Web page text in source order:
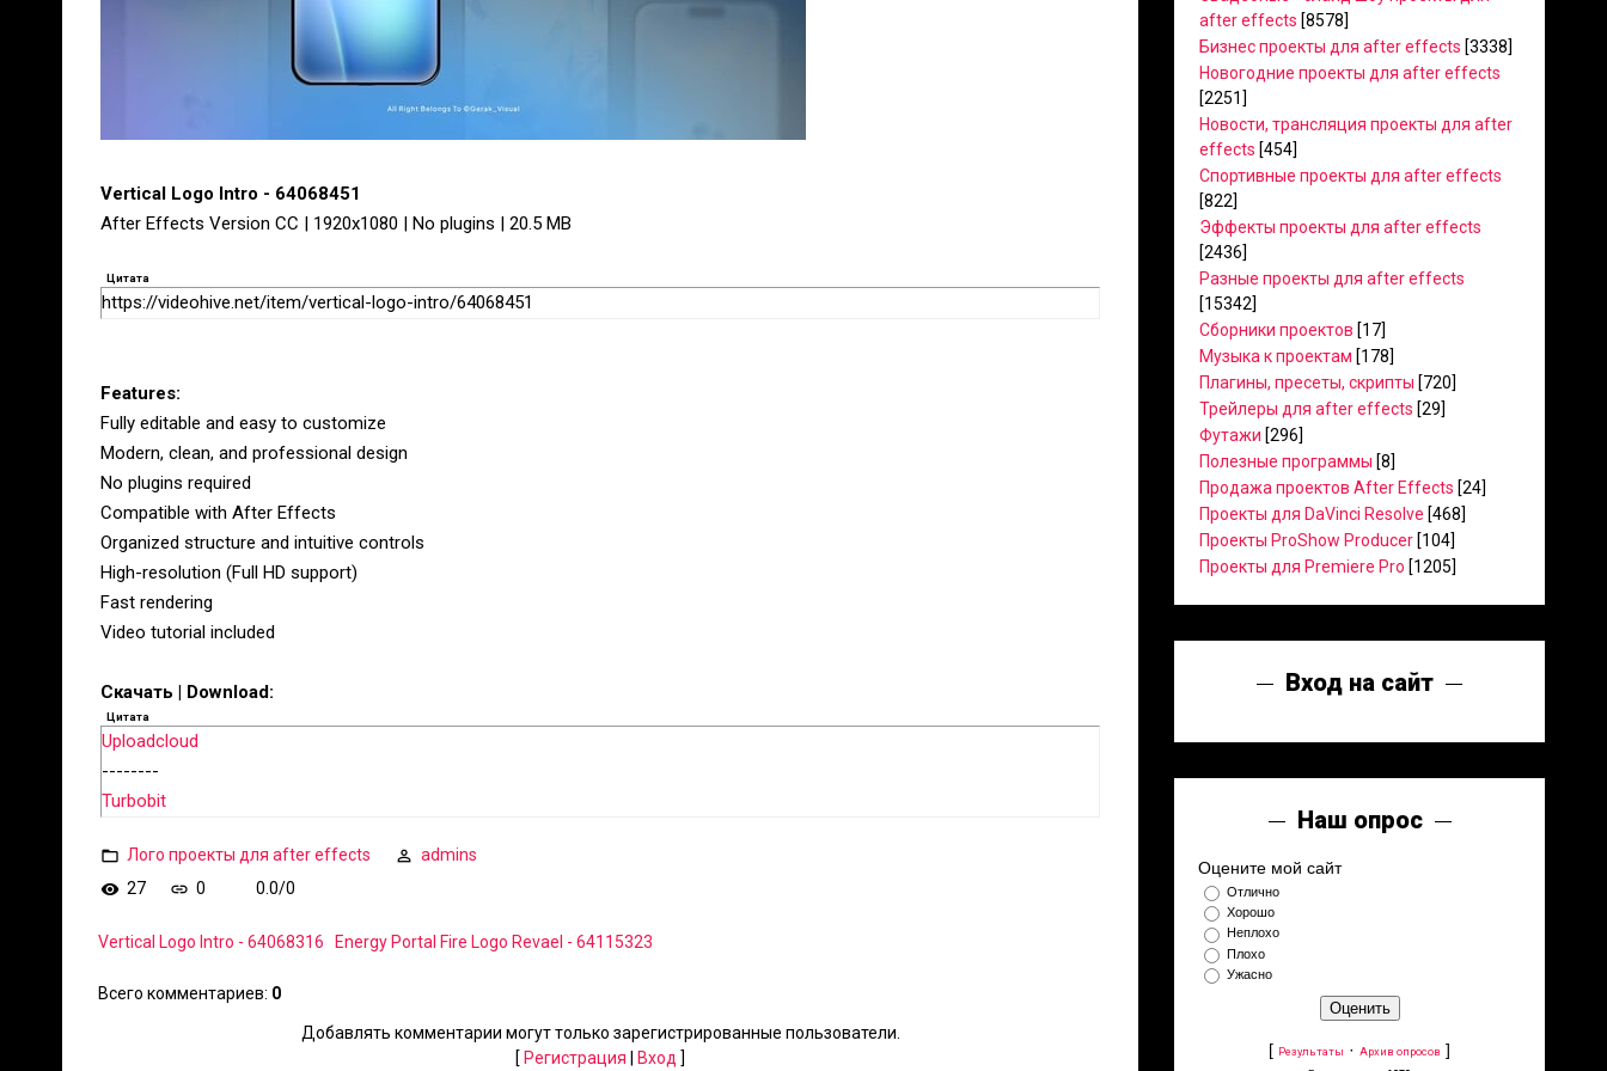
Vertical Logo Intro - 64068451
After Effects Version CC | 1920x1080 | No plugins | 20.5 MB
Цитата
https://videohive.net/item/vertical-logo-intro/64068451
Features:
Fully editable and easy to customize
Modern, clean, and professional design
No plugins required
Compatible with After Effects
Organized structure and intuitive controls
High-resolution (Full HD support)
Fast rendering
Video tutorial included
Скачать | Download:
Цитата
Uploadcloud
--------
Turbobit
Лого проекты для after effects
admins
27
0 0.0/0
Vertical Logo Intro - 64068316 Energy Portal Fire Logo Revael - 64115323
Всего комментариев: 0
Добавлять комментарии могут только зарегистрированные пользователи.
[ Регистрация Вход ]
after effects [8578]
Бизнес проекты для after effects [3338]
Новогодние проекты для after effects
[2251]
Новости, трансляция проекты для after
effects [454]
Спортивные проекты для after effects
[822]
Эффекты проекты для after effects
[2436]
Разные проекты для after effects
[15342]
Сборники проектов [17]
Музыка к проектам [178]
Плагины, пресеты, скрипты [720]
Трейлеры для after effects [29]
Футажи [296]
Полезные программы [8]
Продажа проектов After Effects [24]
Проекты для DaVinci Resolve [468]
Проекты ProShow Producer [104]
Проекты для Premiere Pro [1205]
Вход на сайт
Наш опрос
Оцените мой сайт
Отлично
Хорошо
Неплохо
Плохо
Ужасно
[ Результаты · Архив опросов ]